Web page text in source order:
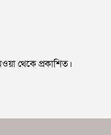
থেকে প্রকাশিত।